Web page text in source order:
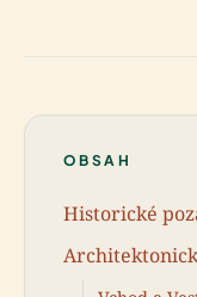
OBSAH
Historické